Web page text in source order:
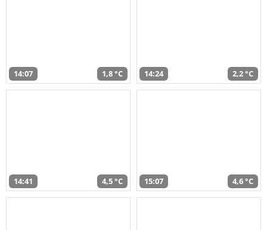
14:07 1,8 °C 14:24 2,2 °C
14:41 4,5 °C 15:07 4,6 °C